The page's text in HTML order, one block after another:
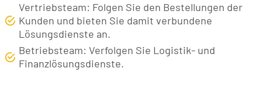
Vertriebsteam: Folgen Sie den Bestellungen der
Kunden und bieten Sie damit verbundene
Lösungsdienste an.
Betriebsteam: Verfolgen Sie Logistik- und
Finanzlösungsdienste.